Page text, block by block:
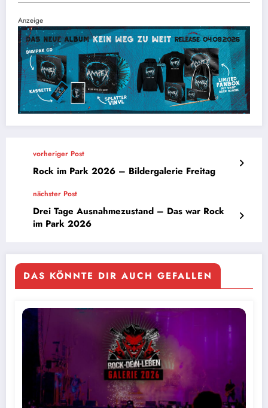
Anzeige
vorheriger Post
Rock im Park 2026 – Bildergalerie Freitag
nächster Post
Drei Tage Ausnahmezustand – Das war Rock
im Park 2026
DAS KÖNNTE DIR AUCH GEFALLEN